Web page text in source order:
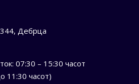
Дебрца
07:30 – 15:30 часот
11:30 часот)